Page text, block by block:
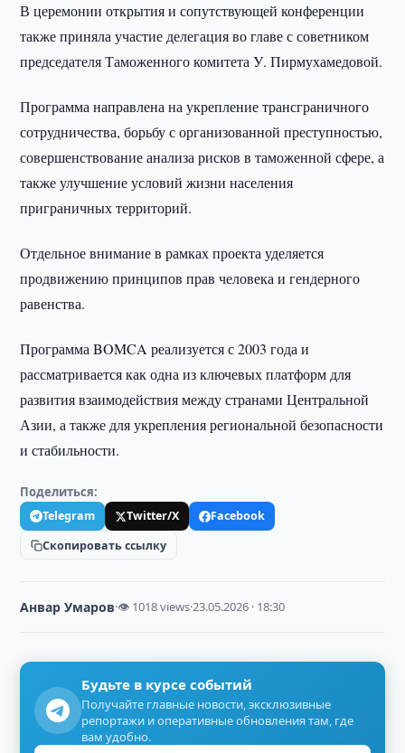
В церемонии открытия и сопутствующей конференции
также приняла участие делегация во главе с советником
председателя Таможенного комитета У. Пирмухамедовой.
Программа направлена на укрепление трансграничного
сотрудничества, борьбу с организованной преступностью,
совершенствование анализа рисков в таможенной сфере, а
также улучшение условий жизни населения
приграничных территорий.
Отдельное внимание в рамках проекта уделяется
продвижению принципов прав человека и гендерного
равенства.
Программа BOMCA реализуется с 2003 года и
рассматривается как одна из ключевых платформ для
развития взаимодействия между странами Центральной
Азии, а также для укрепления региональной безопасности
и стабильности.
Поделиться:
Telegram Twitter/X
Facebook
Скопировать ссылку
Анвар Умаров·👁 1018 views·23.05.2026 · 18:30
Будьте в курсе событий
Получайте главные новости, эксклюзивные
репортажи и оперативные обновления там, где
вам удобно.